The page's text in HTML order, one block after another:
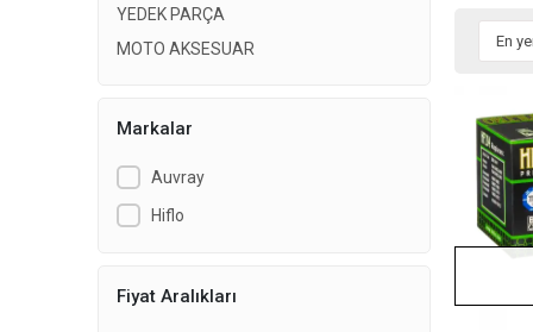
YEDEK PARÇA
MOTO AKSESUAR
Markalar
Auvray
Hiflo
Fiyat Aralıkları